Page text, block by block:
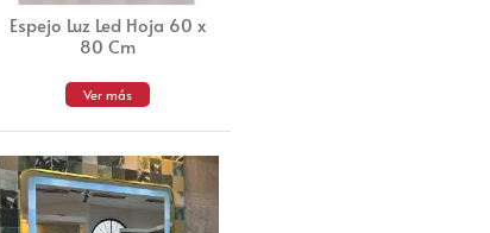
Espejo Luz Led Hoja 60 x
80 Cm
Ver más